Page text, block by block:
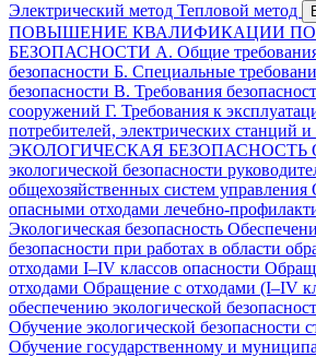
Электрический метод Тепловой метод
ПОВЫШЕНИЕ КВАЛИФИКАЦИИ
БЕЗОПАСНОСТИ А. Общие
безопасности Б. Специальные
безопасности В. Требования
сооружений Г. Требования к
потребителей, электрических станций и
ЭКОЛОГИЧЕСКАЯ БЕЗОПАСНОСТЬ
экологической безопасности
общехозяйственных систем управления
опасными отходами лечебно-
Экологическая безопасность
безопасности при работах в области
отходами I–IV классов опасности
отходами Обращение с отходами (I–IV
обеспечению экологической
Обучение экологической безопасности
Обучение государственному и